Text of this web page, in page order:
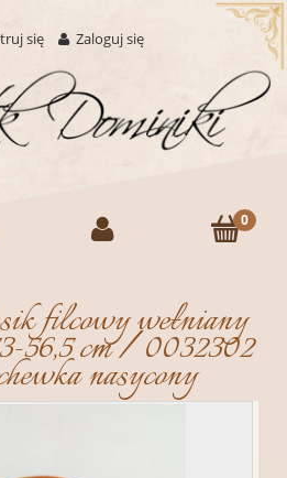
się Zaloguj się
filcowy wełniany
cm / 0032302
nasycony